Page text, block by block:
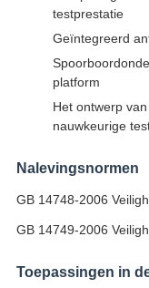
testprestatie
Geïntegreerd
platform
Het ontwerp
nauwkeurige
Nalevingsnormen
GB 14748-2006
GB 14749-2006
Toepassingen in